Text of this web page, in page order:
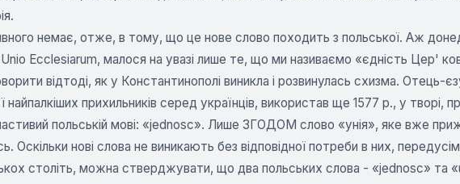
немає, отже, в тому, що це нове слово походить з польської. Аж
Ecclesiarum, малося на увазі лише те, що ми називаємо «єдність Цер'
відтоді, як у Константинополі виникла і розвинулась схизма. Отець-
найпалкіших прихильників серед українців, використав ще 1577 р., у
польській мові: «jednosc». Лише ЗГОДОМ слово «унія», яке вже
Оскільки нові слова не виникають без відповідної потреби в них,
століть, можна стверджувати, що два польських слова - «jednosc» та